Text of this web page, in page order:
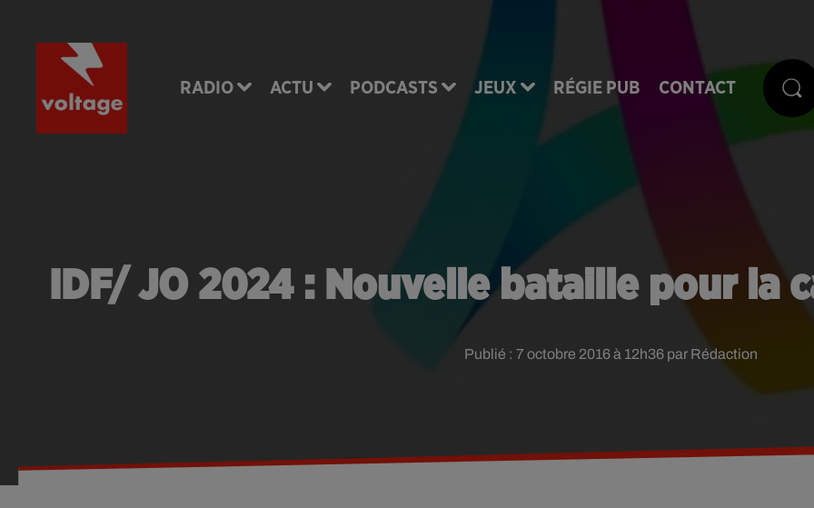
RADIO ACTU PODCASTS JEUX RÉGIE PUB CONTACT
IDF/ JO 2024 : Nouvelle bataille pour la
Publié : 7 octobre 2016 à 12h36 par Rédaction